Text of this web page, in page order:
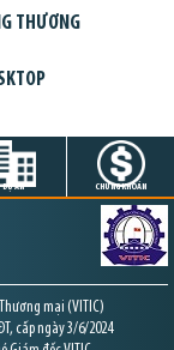
THƯƠNG
DỰ ÁN CHỨNG KHOÁN
mại (VITIC)
cấp ngày 3/6/2024